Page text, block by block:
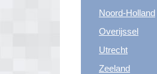
Noord-Holland
Overijssel
Utrecht
Zeeland